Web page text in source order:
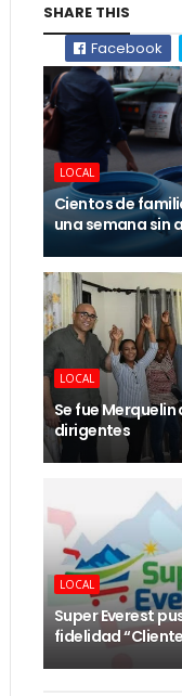
SHARE THIS
Facebook
LOCAL
Cientos de
una semana sin
LOCAL
Se fue Merquelin
dirigentes
LOCAL
Super Everest
fidelidad